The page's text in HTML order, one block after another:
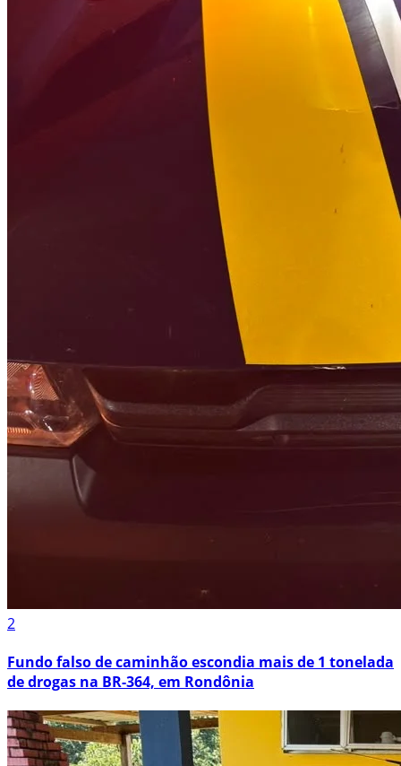
2
Fundo falso de caminhão escondia mais de 1 tonelada
de drogas na BR-364, em Rondônia